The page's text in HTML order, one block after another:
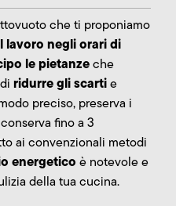
che ti proponiamo
lavoro negli orari di
le pietanzeche
ridurre gli scartie
preciso, preserva i
fino a 3
ai convenzionali metodi
energetico è notevole e
della tua cucina.